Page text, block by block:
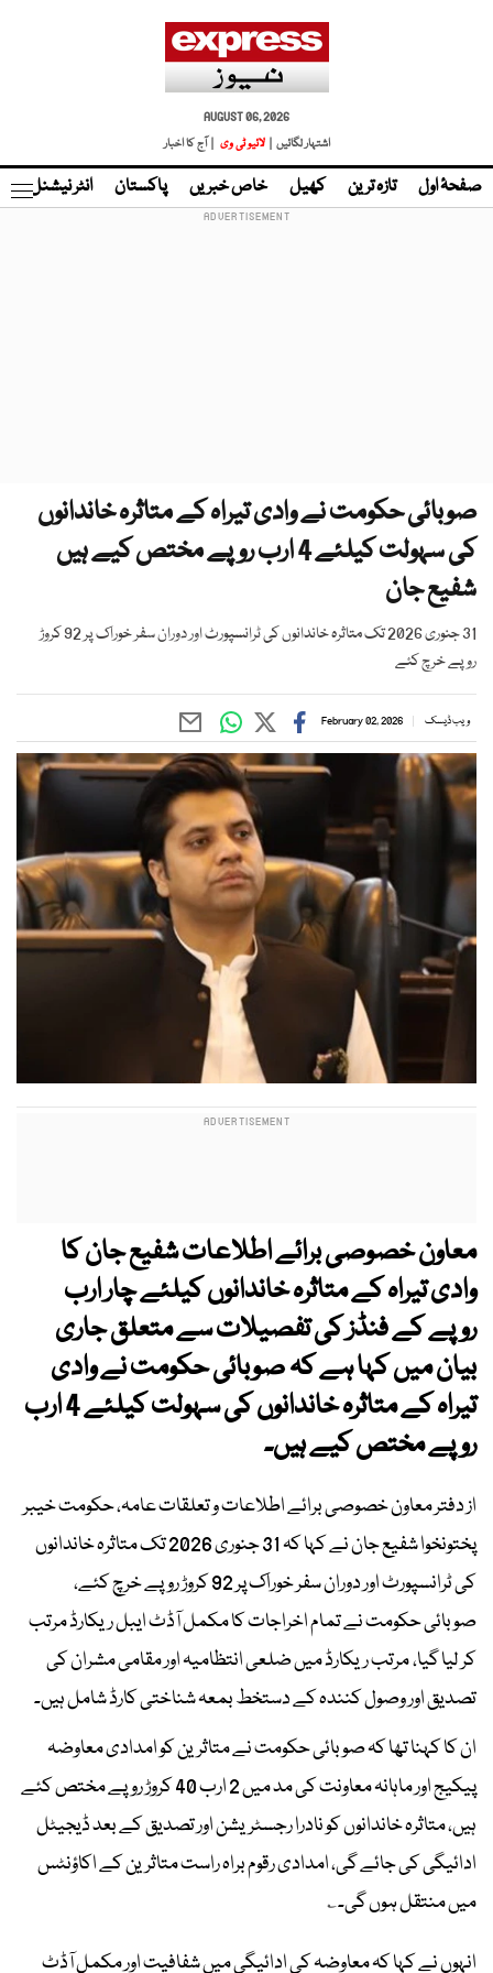
AUGUST 06, 2026
اشتہار لگائیں |
لائیو ٹی وی | آج کا اخبار
صفحۂ اول تازہ ترین کھیل خاص خبریں پاکستان انٹر نیشنل
صوبائی حکومت نے وادی تیراہ کے متاثرہ خاندانوں
کی سہولت کیلئے 4 ارب روپے مختص کیے ہیں
شفیع جان
31 جنوری 2026 تک متاثرہ خاندانوں کی ٹرانسپورٹ اور دوران سفر خوراک پر 92 کروڑ
روپے خرچ کئے
ویب ڈیسک February 02, 2026
معاون خصوصی برائے اطلاعات شفیع جان کا
وادی تیراہ کے متاثرہ خاندانوں کیلئے چار ارب
روپے کے فنڈز کی تفصیلات سے متعلق جاری
بیان میں کہا ہے کہ صوبائی حکومت نے وادی
تیراہ کے متاثرہ خاندانوں کی سہولت کیلئے 4 ارب
روپے مختص کیے ہیں۔
از دفتر معاون خصوصی برائے اطلاعات و تعلقات عامہ، حکومت خیبر
پختونخوا شفیع جان نے کہا کہ 31 جنوری 2026 تک متاثرہ خاندانوں
کی ٹرانسپورٹ اور دوران سفر خوراک پر 92 کروڑ روپے خرچ کئے،
صوبائی حکومت نے تمام اخراجات کا مکمل آڈٹ ایبل ریکارڈ مرتب
کر لیا گیا، مرتب ریکارڈ میں ضلعی انتظامیہ اور مقامی مشران کی
تصدیق اور وصول کنندہ کے دستخط بمعہ شناختی کارڈ شامل ہیں۔
ان کا کہنا تھا کہ صوبائی حکومت نے متاثرین کو امدادی معاوضہ
پیکیج اور ماہانہ معاونت کی مد میں 2 ارب 40 کروڑ روپے مختص کئے
ہیں، متاثرہ خاندانوں کو نادرا رجسٹریشن اور تصدیق کے بعد ڈیجیٹل
ادائیگی کی جائے گی، امدادی رقوم براہ راست متاثرین کے اکاؤنٹس
میں منتقل ہوں گی۔؎
انہوں نے کہا کہ معاوضہ کی ادائیگی میں شفافیت اور مکمل آڈٹ